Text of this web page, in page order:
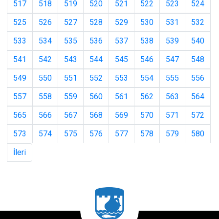
517 518 519 520 521 522 523
524
525
526 527 528 529 530 531
532
533
534 535 536 537 538 539
540
541
542 543 544 545 546 547
548
549
550 551 552 553 554 555
556
557
558 559 560 561 562 563
564
565
566 567 568 569 570 571
572
573
574 575 576 577 578 579
580
İleri